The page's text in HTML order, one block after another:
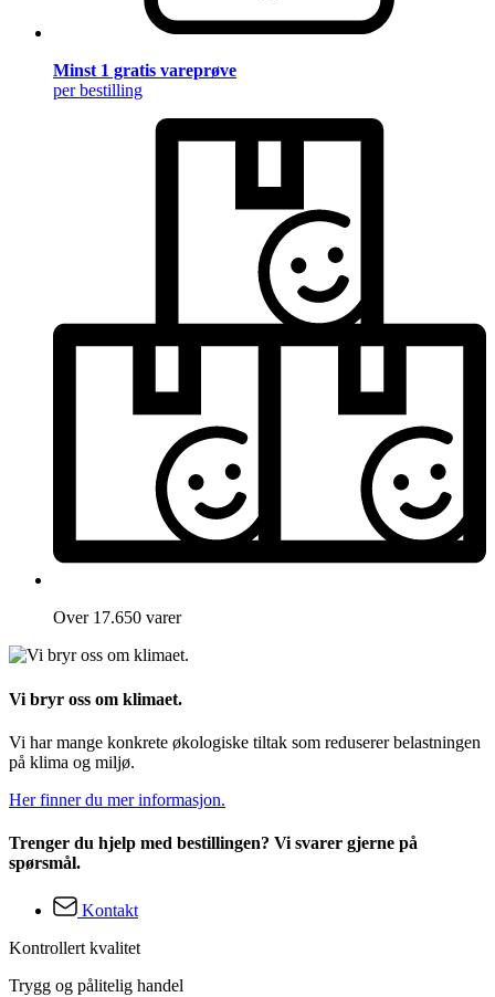
Minst 1 gratis vareprøve
per bestilling
Over 17.650 varer
Vi bryr oss om klimaet.
Vi har mange konkrete økologiske tiltak som reduserer belastningen
på klima og miljø.
Her finner du mer informasjon.
Trenger du hjelp med bestillingen? Vi svarer gjerne på
spørsmål.
Kontakt
Kontrollert kvalitet
Trygg og pålitelig handel